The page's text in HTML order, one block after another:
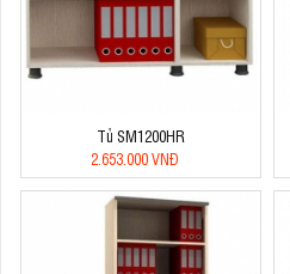
Tủ SM1200HR
2.653.000 VNĐ